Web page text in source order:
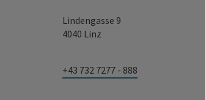
Lindengasse 9
4040 Linz
+43 732 7277 - 888